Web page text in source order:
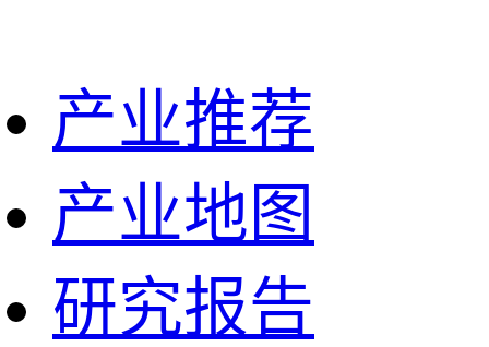
产业推荐
产业地图
研究报告